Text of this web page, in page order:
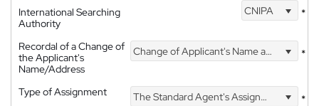
International Searching
Authority
CNIPA *
Recordal of a Change of
the Applicant's
Name/Address
Change of Applicant's Name and Address *
Type of Assignment The Standard Agent's Assignment
*